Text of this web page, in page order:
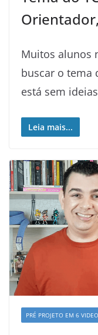
Muitos alunos
buscar o tema
está sem
Leia mais...
PRÉ PROJETO EM 6